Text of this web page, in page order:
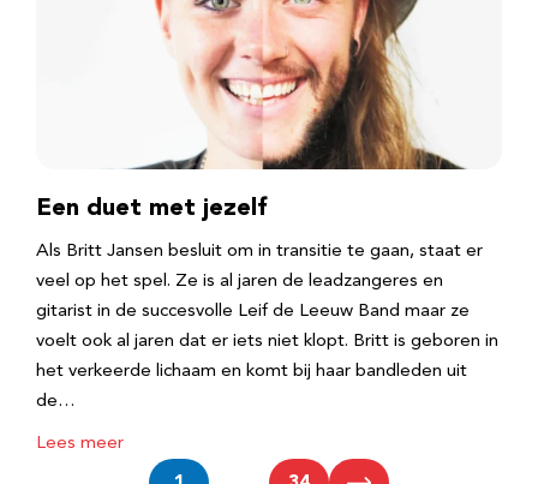
Een duet met jezelf
Als Britt Jansen besluit om in transitie te gaan, staat er
veel op het spel. Ze is al jaren de leadzangeres en
gitarist in de succesvolle Leif de Leeuw Band maar ze
voelt ook al jaren dat er iets niet klopt. Britt is geboren in
het verkeerde lichaam en komt bij haar bandleden uit
de…
Lees meer